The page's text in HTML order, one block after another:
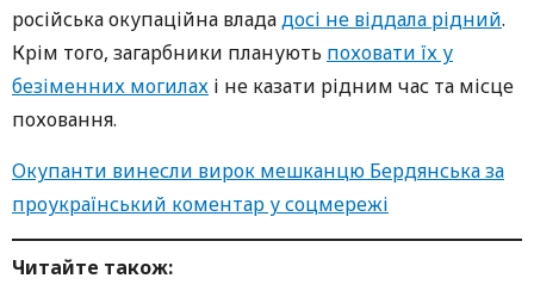
російська окупаційна влададосі не віддала рідний.
Крім того, загарбники планують поховати їх у
безіменних могилах і не казати рідним час та місце
поховання.
Окупанти винесли вирок мешканцю Бердянська за
проукраїнський коментар у соцмережі
Читайте також: